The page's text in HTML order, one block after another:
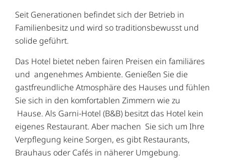
Seit Generationen befindet sich der Betrieb in
Familienbesitz und wird so traditionsbewusst und
solide geführt.
Das Hotel bietet neben fairen Preisen ein familiäres
und angenehmes Ambiente. Genießen Sie die
gastfreundliche Atmosphäre des Hauses und fühlen
Sie sich in den komfortablen Zimmern wie zu
Hause. Als Garni-Hotel (B&B) besitzt das Hotel kein
eigenes Restaurant. Aber machen Sie sich um Ihre
Verpflegung keine Sorgen, es gibt Restaurants,
Brauhaus oder Cafés in näherer Umgebung.